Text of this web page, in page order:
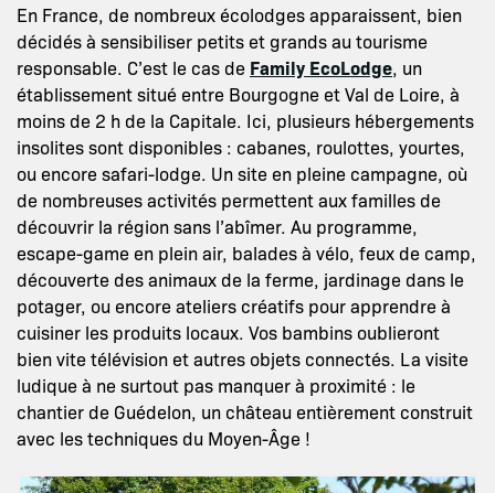
En France, de nombreux écolodges apparaissent, bien
décidés à sensibiliser petits et grands au tourisme
responsable. C’est le cas de Family EcoLodge, un
établissement situé entre Bourgogne et Val de Loire, à
moins de 2 h de la Capitale. Ici, plusieurs hébergements
insolites sont disponibles : cabanes, roulottes, yourtes,
ou encore safari-lodge. Un site en pleine campagne, où
de nombreuses activités permettent aux familles de
découvrir la région sans l’abîmer. Au programme,
escape-game en plein air, balades à vélo, feux de camp,
découverte des animaux de la ferme, jardinage dans le
potager, ou encore ateliers créatifs pour apprendre à
cuisiner les produits locaux. Vos bambins oublieront
bien vite télévision et autres objets connectés. La visite
ludique à ne surtout pas manquer à proximité : le
chantier de Guédelon, un château entièrement construit
avec les techniques du Moyen-Âge !